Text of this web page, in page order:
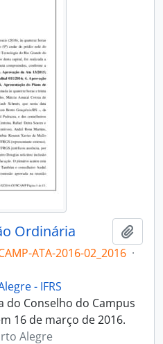
Ordinária
ATA-2016-02_2016 ·
- IFRS
do Conselho do Campus
16 de março de 2016.
Alegre